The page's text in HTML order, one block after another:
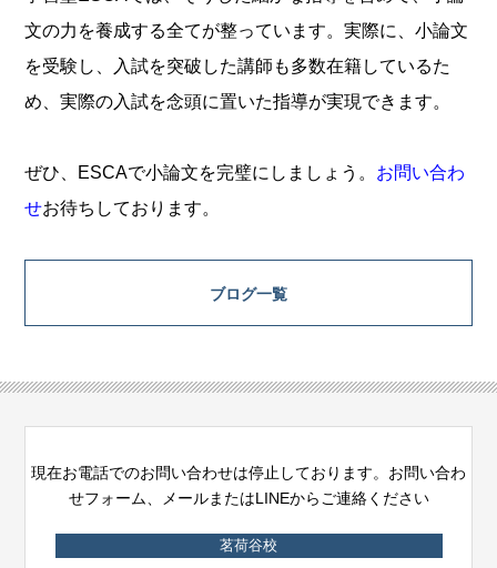
文の力を養成する全てが整っています。実際に、小論文
を受験し、入試を突破した講師も多数在籍しているた
め、実際の入試を念頭に置いた指導が実現できます。
ぜひ、ESCAで小論文を完璧にしましょう。 お問い合わ
せお待ちしております。
ブログ一覧
現在お電話でのお問い合わせは停止しております。お問い合わ
せフォーム、メールまたはLINEからご連絡ください
茗荷谷校